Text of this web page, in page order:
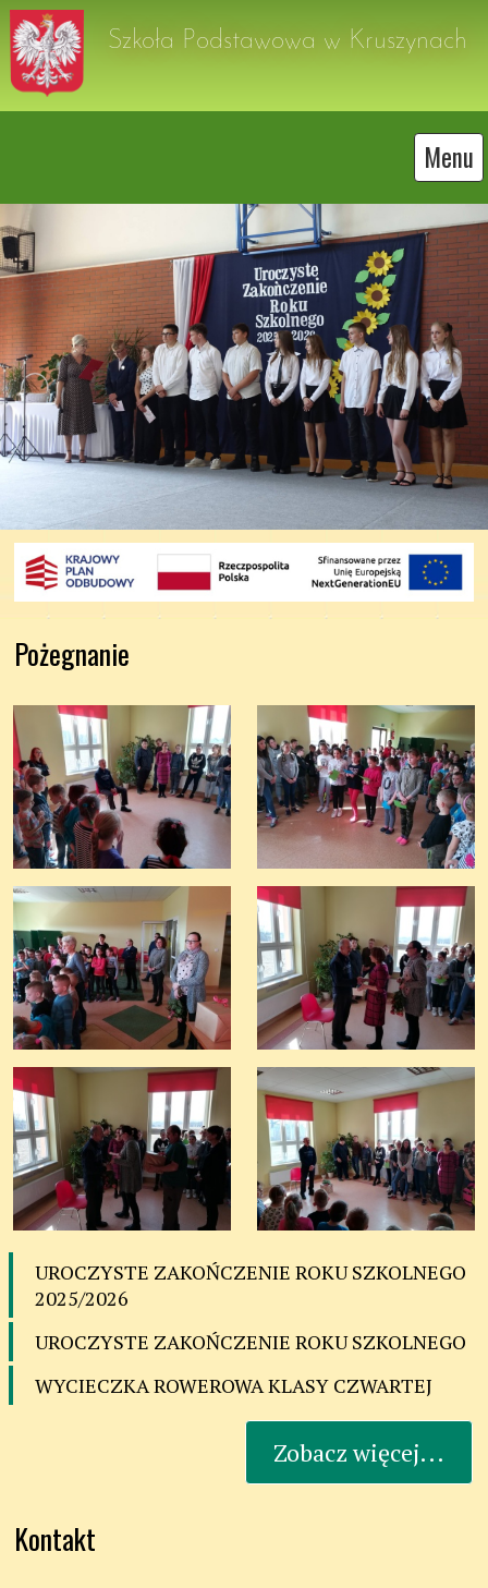
Szkoła Podstawowa w Kruszynach
Menu
Pożegnanie
UROCZYSTE ZAKOŃCZENIE ROKU SZKOLNEGO
2025/2026
UROCZYSTE ZAKOŃCZENIE ROKU SZKOLNEGO
WYCIECZKA ROWEROWA KLASY CZWARTEJ
Zobacz więcej...
Kontakt